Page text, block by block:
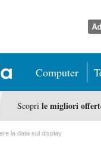
Computer
Scopri le migliori
la data sul display